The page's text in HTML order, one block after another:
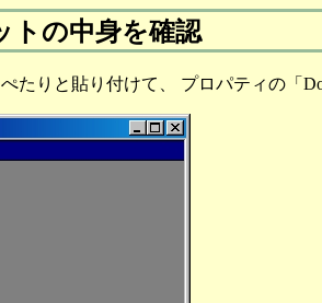
トの中身を確認
ぺたりと貼り付けて、 プロパティの「